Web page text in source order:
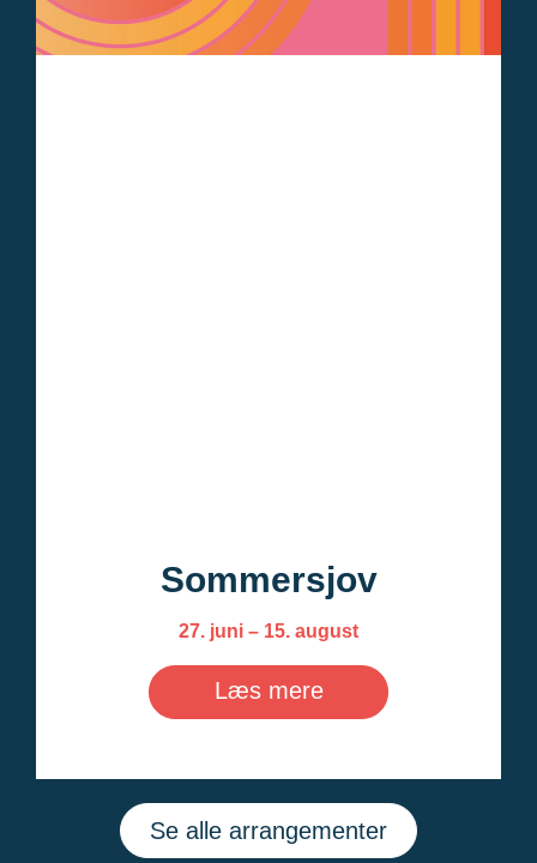
Sommersjov
27. juni – 15. august
Læs mere
Se alle arrangementer